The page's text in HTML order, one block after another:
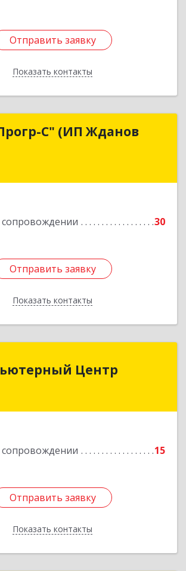
Отправить заявку
Показать контакты
Отправить заявку
Назад
С" (ИП Жданов
30
Отправить заявку
Показать контакты
"Прогр-С" (ИП Жданов
Подробнее
Отправить заявку
Назад
Центр
15
Отправить заявку
Показать контакты
й Компьютерный Центр
обл, Чеховский р-н, Чехов
Отправить заявку
Назад